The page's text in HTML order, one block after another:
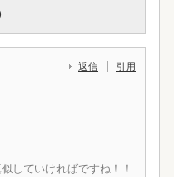
返信 引用
していければですね！！